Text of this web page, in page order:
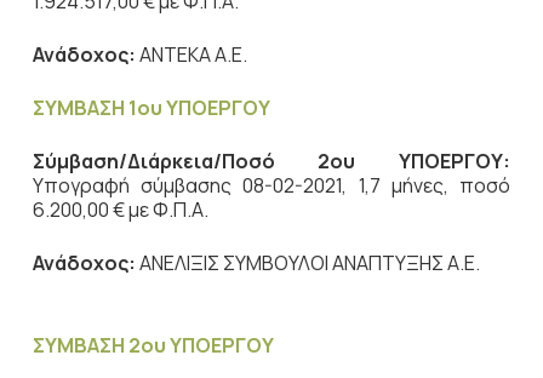
Ανάδοχος: ΑΝΤΕΚΑ Α.Ε.
ΣΥΜΒΑΣΗ 1ου ΥΠΟΕΡΓΟΥ
Σύμβαση/Διάρκεια/Ποσό 2ου ΥΠΟΕΡΓΟΥ:
Υπογραφή σύμβασης 08-02-2021, 1,7 μήνες, ποσό
6.200,00 € με Φ.Π.Α.
Ανάδοχος: ΑΝΕΛΙΞΙΣ ΣΥΜΒΟΥΛΟΙ ΑΝΑΠΤΥΞΗΣ Α.Ε.
ΣΥΜΒΑΣΗ 2ου ΥΠΟΕΡΓΟΥ